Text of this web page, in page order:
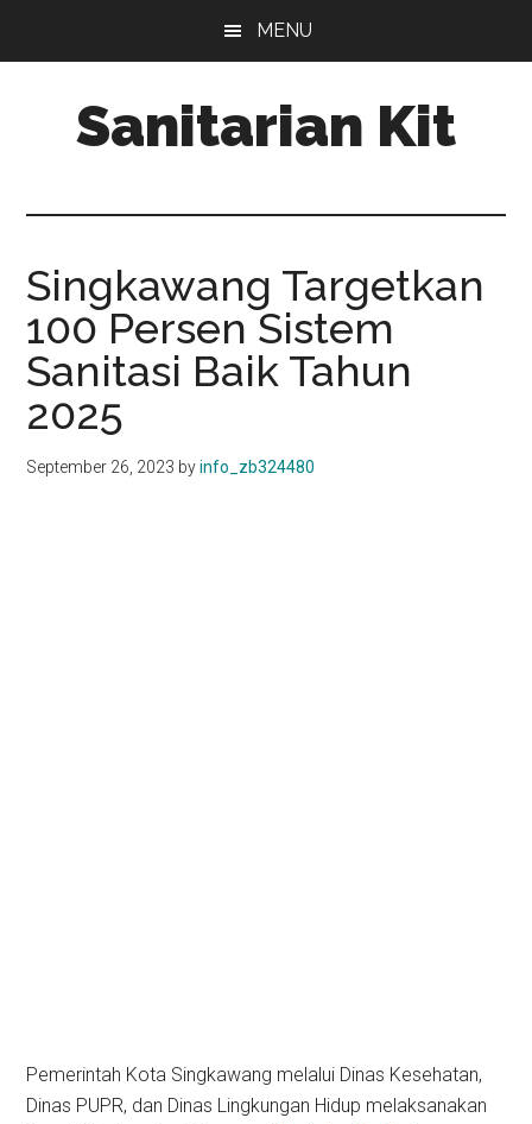
MENU
Sanitarian Kit
Singkawang Targetkan
100 Persen Sistem
Sanitasi Baik Tahun
2025
September 26, 2023 byinfo_zb324480
Pemerintah Kota Singkawang melalui Dinas Kesehatan,
Dinas PUPR, dan Dinas Lingkungan Hidup melaksanakan